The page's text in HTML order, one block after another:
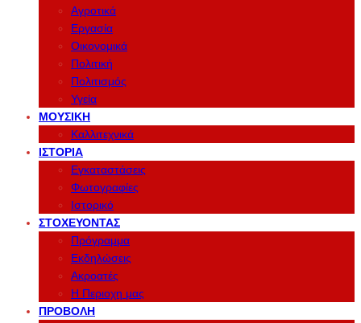
Αγροτικά
Εργασία
Οικονομικά
Πολιτική
Πολιτισμός
Υγεία
ΜΟΥΣΙΚΉ
Καλλιτεχνικά
ΙΣΤΟΡΊΑ
Εγκαταστάσεις
Φωτογραφίες
Ιστορικό
ΣΤΟΧΕΎΟΝΤΑΣ
Πρόγραμμα
Εκδηλώσεις
Ακροατές
Η Περιοχη μας
ΠΡΟΒΟΛΉ